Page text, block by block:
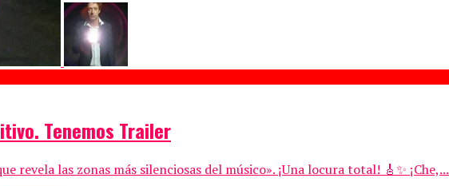
Tenemos Trailer
las zonas más silenciosas del músico». ¡Una locura total! 🎸✨ ¡Che,...